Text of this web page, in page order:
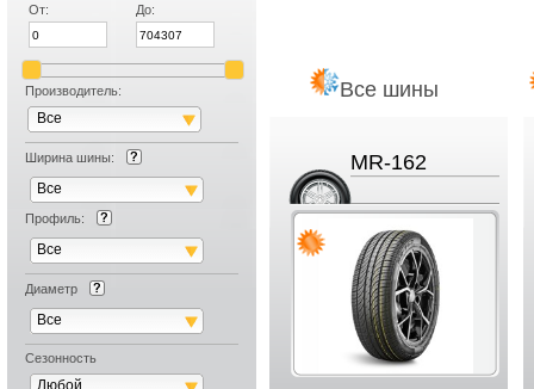
От:
До:
Производитель:
Все
Ширина шины:
Все
Профиль:
Все
Диаметр
Все
Сезонность
Любой
Все шины
MR-162